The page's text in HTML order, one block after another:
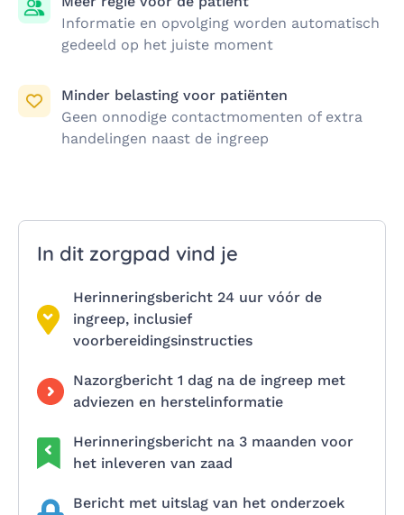
Informatie en opvolging worden automatisch
gedeeld op het juiste moment
Minder belasting voor patiënten
Geen onnodige contactmomenten of extra
handelingen naast de ingreep
In dit zorgpad vind je
Herinneringsbericht 24 uur vóór de
ingreep, inclusief
voorbereidingsinstructies
Nazorgbericht 1 dag na de ingreep met
adviezen en herstelinformatie
Herinneringsbericht na 3 maanden voor
het inleveren van zaad
Bericht met uitslag van het onderzoek